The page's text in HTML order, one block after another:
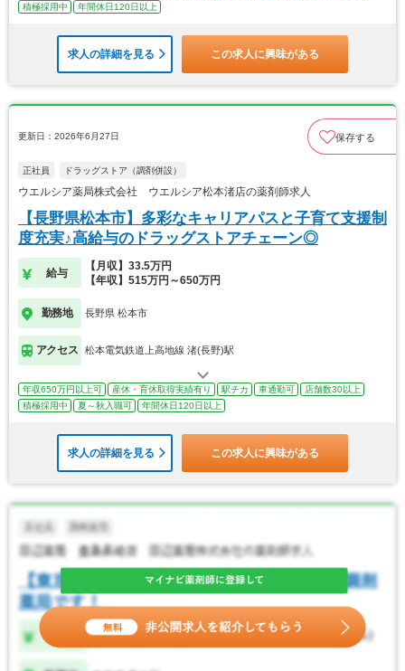
積極採用中
年間休日120日以上
求人の詳細を見る この求人に興味がある
更新日：2026年6月27日 保存する
正社員 ドラッグストア（調剤併設）
ウエルシア薬局株式会社 ウエルシア松本渚店の薬剤師求人
【長野県松本市】多彩なキャリアパスと子育て支援制
度充実♪高給与のドラッグストアチェーン◎
給与
【月収】33.5万円
【年収】515万円～650万円
勤務地 長野県 松本市
アクセス 松本電気鉄道上高地線 渚(長野)駅
年収650万円以上可 産休・育休取得実績有り 駅チカ 車通勤可
店舗数30以上
積極採用中
夏～秋入職可 年間休日120日以上
求人の詳細を見る この求人に興味がある